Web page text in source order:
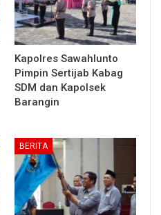
Kapolres Sawahlunto
Pimpin Sertijab Kabag
SDM dan Kapolsek
Barangin
BERITA